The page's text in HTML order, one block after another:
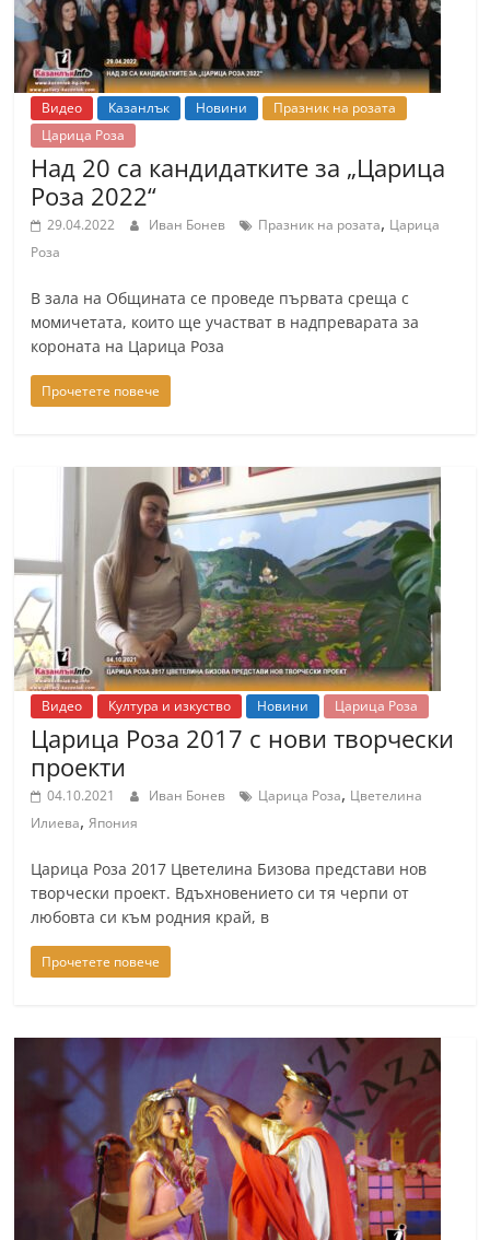
Видео Казанлък Новини
Празник на розата
Царица Роза
Над 20 са кандидатките за „Царица
Роза 2022“
29.04.2022 Иван Бонев Празник на розата, Царица
Роза
В зала на Общината се проведе първата среща с
момичетата, които ще участват в надпреварата за
короната на Царица Роза
Прочетете повече
Видео Култура и изкуство Новини Царица Роза
Царица Роза 2017 с нови творчески
проекти
04.10.2021 Иван Бонев Царица Роза, Цветелина
Илиева,Япония
Царица Роза 2017 Цветелина Бизова представи нов
творчески проект. Вдъхновението си тя черпи от
любовта си към родния край, в
Прочетете повече